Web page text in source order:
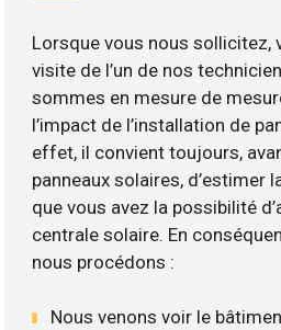
Lorsque vous nous sollicitez,
visite de l’un de nos
sommes en mesure de
l’impact de l’installation de
effet, il convient toujours,
panneaux solaires, d’estimer
que vous avez la possibilité
centrale solaire. En
nous procédons :
Nous venons voir le